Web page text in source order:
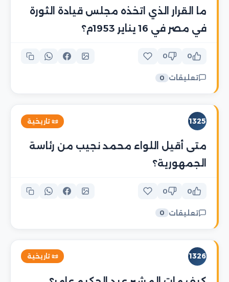
ما القرار الذي اتخذه مجلس قيادة الثورة
في مصر في 16 يناير 1953م؟
0
0
تعليقات 0
1325 📜 تاريخية
متى أقيل اللواء محمد نجيب من رئاسة
الجمهورية؟
0
0
تعليقات 0
1326 📜 تاريخية